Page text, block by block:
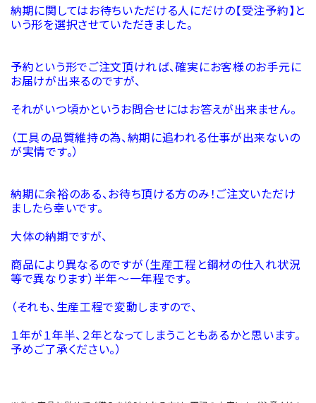
納期に関してはお待ちいただける人にだけの【受注予約】と
いう形を選択させていただきました。
予約という形でご注文頂ければ、確実にお客様のお手元に
お届けが出来るのですが、
それがいつ頃かというお問合せにはお答えが出来ません。
（工具の品質維持の為、納期に追われる仕事が出来ないの
が実情です。）
納期に余裕のある、お待ち頂ける方のみ！ご注文いただけ
ましたら幸いです。
大体の納期ですが、
商品により異なるのですが（生産工程と鋼材の仕入れ状況
等で異なります）半年～一年程です。
（それも、生産工程で変動しますので、
１年が１年半、２年となってしまうこともあるかと思います。
予めご了承ください。）